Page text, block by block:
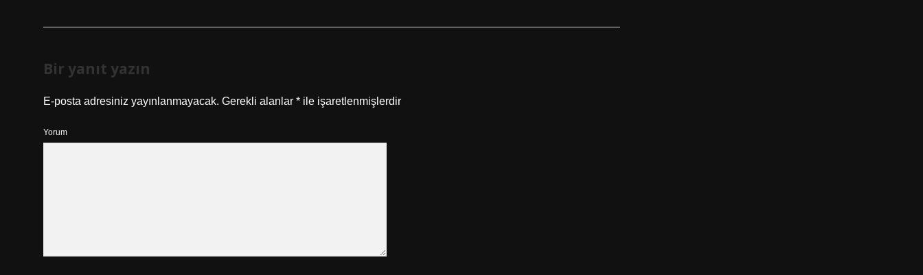
Bir yanıt yazın
E-posta adresiniz yayınlanmayacak. Gerekli alanlar * ile işaretlenmişlerdir
Yorum